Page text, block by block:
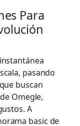
Para
pasando
buscan
Omegle,
A
basic de